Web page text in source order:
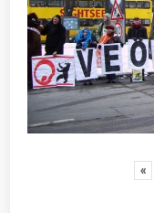
«